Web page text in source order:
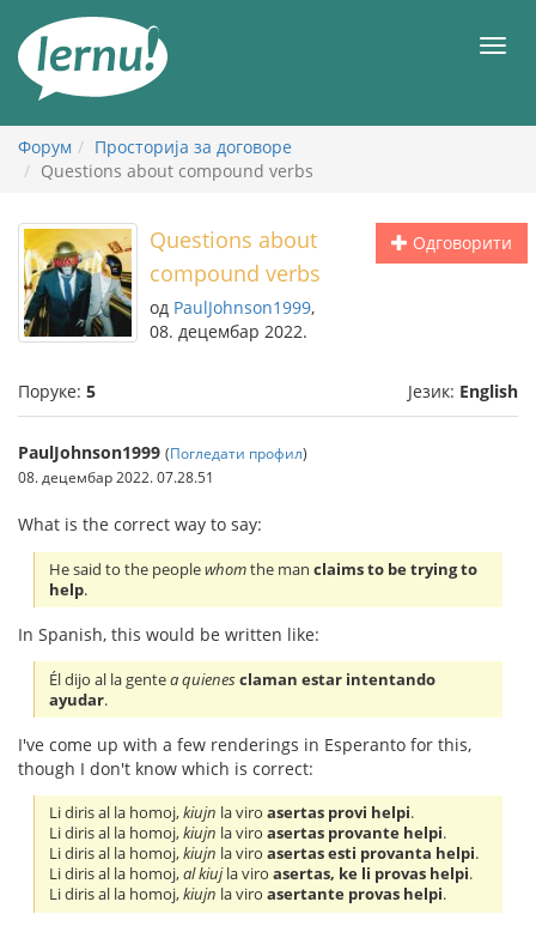
садржају
Форум
Просторија за договоре
Questions about compound verbs
Одговорити
Questions about
compound verbs
од PaulJohnson1999,
08. децембар 2022.
Поруке: 5 Језик: English
PaulJohnson1999 (Погледати профил)
08. децембар 2022. 07.28.51
What is the correct way to say:
He said to the peoplewhomthe manclaims to be trying to
help.
In Spanish, this would be written like:
Él dijo al la gentea quienesclaman estar intentando
ayudar.
I've come up with a few renderings in Esperanto for this,
though I don't know which is correct:
Li diris al la homoj,kiujn la viroasertas provi helpi.
Li diris al la homoj,kiujn la viroasertas provante helpi.
Li diris al la homoj,kiujn la viroasertas esti provanta helpi.
Li diris al la homoj,al kiujla viroasertas, ke li provas helpi.
Li diris al la homoj,kiujn la viroasertante provas helpi.